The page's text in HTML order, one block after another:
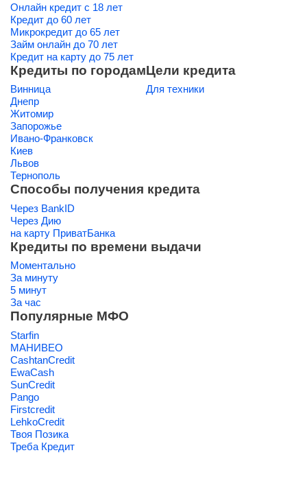
Онлайн кредит с 18 лет
Кредит до 60 лет
Микрокредит до 65 лет
Займ онлайн до 70 лет
Кредит на карту до 75 лет
Кредиты по городам
Винница
Днепр
Житомир
Запорожье
Ивано-Франковск
Киев
Львов
Тернополь
Цели кредита
Для техники
Способы получения кредита
Через BankID
Через Дию
на карту ПриватБанка
Кредиты по времени выдачи
Моментально
За минуту
5 минут
За час
Популярные МФО
Starfin
МАНИВЕО
CashtanCredit
EwaCash
SunCredit
Pango
Firstcredit
LehkoCredit
Твоя Позика
Треба Кредит